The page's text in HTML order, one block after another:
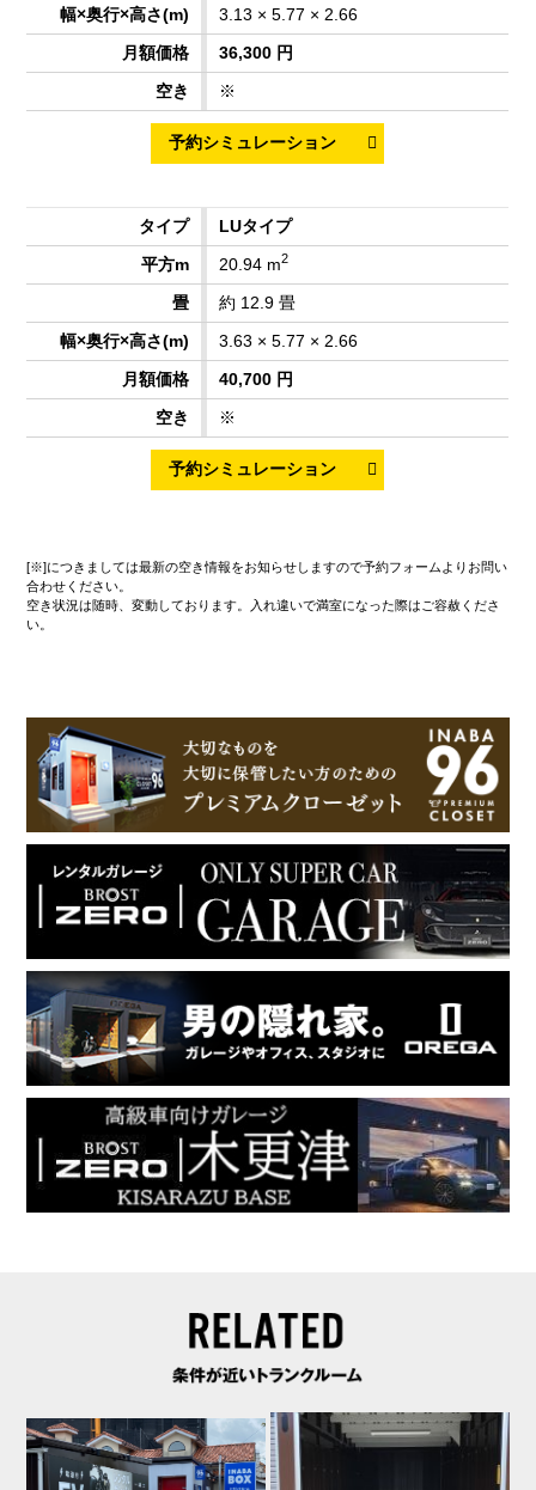
3.13 × 5.77 × 2.66
36,300 円
※
LUタイプ
20.94 m2
約 12.9 畳
3.63 × 5.77 × 2.66
40,700 円
※
[※]につきましては最新の空き情報をお知らせしますので予約フォームよりお問い
合わせください。
空き状況は随時、変動しております。入れ違いで満室になった際はご容赦くださ
い。